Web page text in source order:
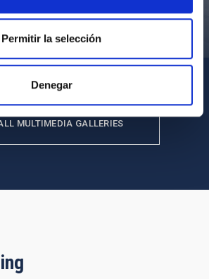
Permitir la selección
Denegar
de Canarias al IACTEC
MULTIMEDIA GALLERIES